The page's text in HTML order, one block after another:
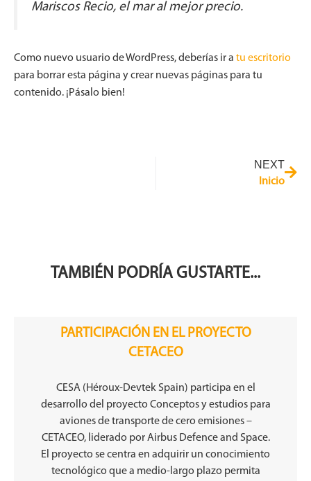
Mariscos Recio, el mar al mejor precio.
Como nuevo usuario de WordPress, deberías ir a tu escritorio
para borrar esta página y crear nuevas páginas para tu
contenido. ¡Pásalo bien!
NEXT
Inicio
TAMBIÉN PODRÍA GUSTARTE...
PARTICIPACIÓN EN EL PROYECTO
CETACEO
CESA (Héroux-Devtek Spain) participa en el
desarrollo del proyecto Conceptos y estudios para
aviones de transporte de cero emisiones –
CETACEO, liderado por Airbus Defence and Space.
El proyecto se centra en adquirir un conocimiento
tecnológico que a medio-largo plazo permita